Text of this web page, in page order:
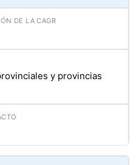
y provincias